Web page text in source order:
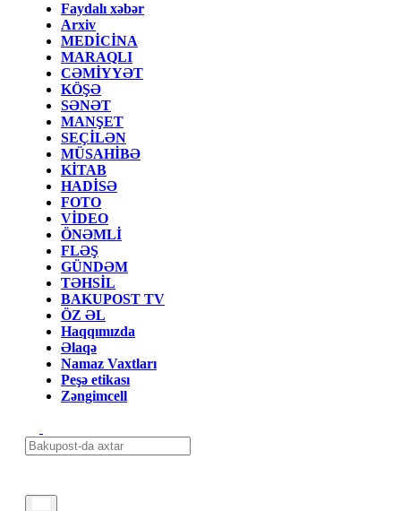
Faydalı xəbər
Arxiv
MEDİCİNA
MARAQLI
CƏMİYYƏT
KÖŞƏ
SƏNƏT
MANŞET
SEÇİLƏN
MÜSAHİBƏ
KİTAB
HADİSƏ
FOTO
VİDEO
ÖNƏMLİ
FLƏŞ
GÜNDƏM
TƏHSİL
BAKUPOST TV
ÖZ ƏL
Haqqımızda
Əlaqə
Namaz Vaxtları
Peşə etikası
Zəngimcell